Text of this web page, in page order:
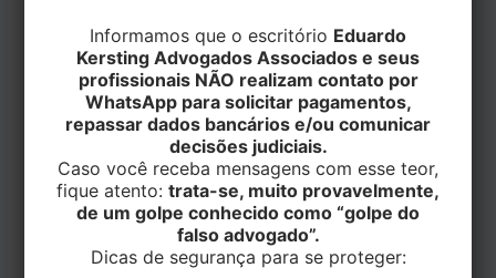
Parafuso Autoatarraxantes
6,0×110 Ponta Agulha
LANÇAMENTO
trine 27 de abril de 2021
Fixação de telhas termoacústicas em
estrutura de madeira.
Informamos que o escritório Eduardo
Kersting Advogados Associados e seus
profissionais NÃO realizam contato por
WhatsApp para solicitar pagamentos,
repassar dados bancários e/ou comunicar
decisões judiciais.
Caso você receba mensagens com esse teor,
fique atento: trata-se, muito provavelmente,
de um golpe conhecido como “golpe do
falso advogado”.
Dicas de segurança para se proteger: